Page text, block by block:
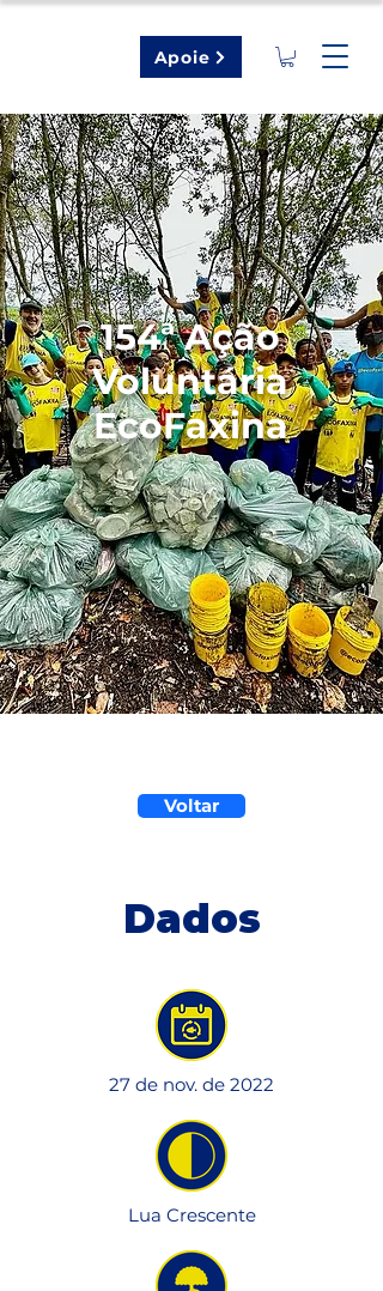
Apoie
154ª Ação
Voluntária
EcoFaxina
Voltar
Dados
27 de nov. de 2022
Lua Crescente